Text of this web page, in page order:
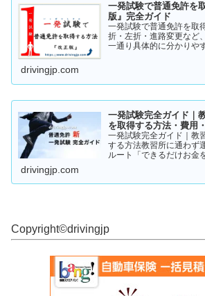
一発試験で普通免許を
版』完全ガイド
一発試験で普通免許を取
折・左折・進路変更など
一通り具体的に分かりや
drivingjp.com
一発試験完全ガイド｜
を取得する方法・費用
一発試験完全ガイド｜教
する方法教習所に通わず
ルート「できるだけお金
試験（飛び込み試験...
drivingjp.com
Copyright©︎drivingjp